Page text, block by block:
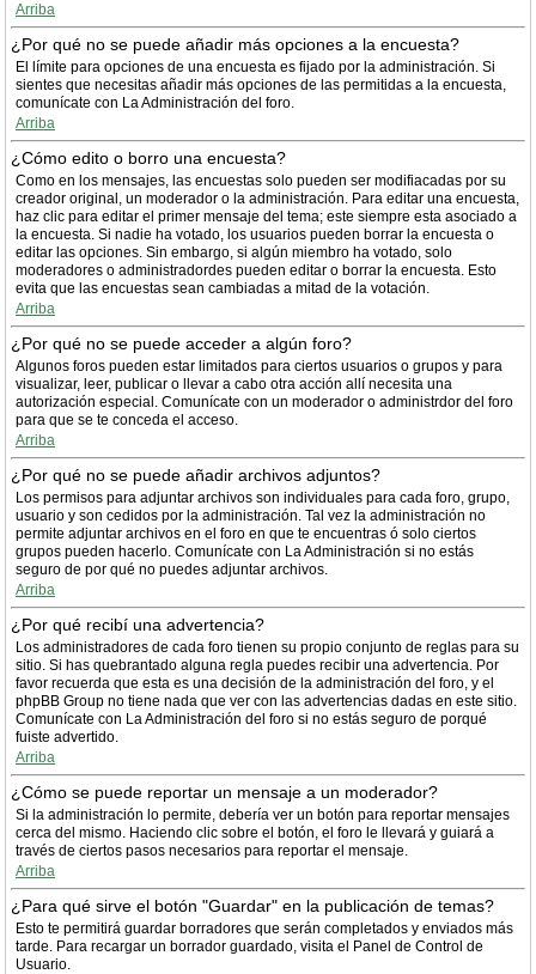
Arriba
¿Por qué no se puede añadir más opciones a la encuesta?
El límite para opciones de una encuesta es fijado por la administración. Si
sientes que necesitas añadir más opciones de las permitidas a la encuesta,
comunícate con La Administración del foro.
Arriba
¿Cómo edito o borro una encuesta?
Como en los mensajes, las encuestas solo pueden ser modifiacadas por su
creador original, un moderador o la administración. Para editar una encuesta,
haz clic para editar el primer mensaje del tema; este siempre esta asociado a
la encuesta. Si nadie ha votado, los usuarios pueden borrar la encuesta o
editar las opciones. Sin embargo, si algún miembro ha votado, solo
moderadores o administradordes pueden editar o borrar la encuesta. Esto
evita que las encuestas sean cambiadas a mitad de la votación.
Arriba
¿Por qué no se puede acceder a algún foro?
Algunos foros pueden estar limitados para ciertos usuarios o grupos y para
visualizar, leer, publicar o llevar a cabo otra acción allí necesita una
autorización especial. Comunícate con un moderador o administrdor del foro
para que se te conceda el acceso.
Arriba
¿Por qué no se puede añadir archivos adjuntos?
Los permisos para adjuntar archivos son individuales para cada foro, grupo,
usuario y son cedidos por la administración. Tal vez la administración no
permite adjuntar archivos en el foro en que te encuentras ó solo ciertos
grupos pueden hacerlo. Comunícate con La Administración si no estás
seguro de por qué no puedes adjuntar archivos.
Arriba
¿Por qué recibí una advertencia?
Los administradores de cada foro tienen su propio conjunto de reglas para su
sitio. Si has quebrantado alguna regla puedes recibir una advertencia. Por
favor recuerda que esta es una decisión de la administración del foro, y el
phpBB Group no tiene nada que ver con las advertencias dadas en este sitio.
Comunícate con La Administración del foro si no estás seguro de porqué
fuiste advertido.
Arriba
¿Cómo se puede reportar un mensaje a un moderador?
Si la administración lo permite, debería ver un botón para reportar mensajes
cerca del mismo. Haciendo clic sobre el botón, el foro le llevará y guiará a
través de ciertos pasos necesarios para reportar el mensaje.
Arriba
¿Para qué sirve el botón "Guardar" en la publicación de temas?
Esto te permitirá guardar borradores que serán completados y enviados más
tarde. Para recargar un borrador guardado, visita el Panel de Control de
Usuario.